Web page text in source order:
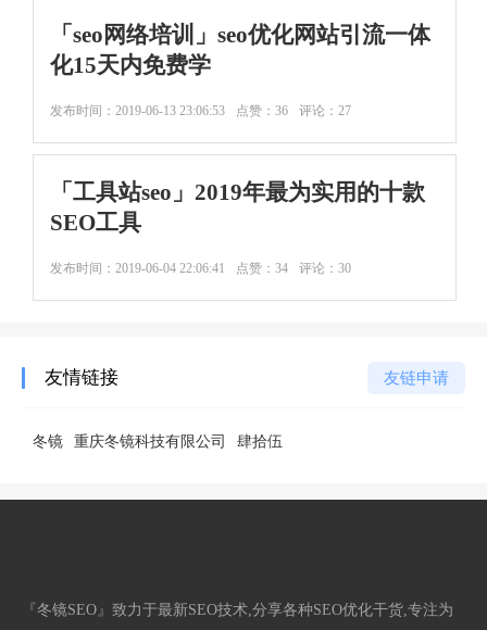
「seo网络培训」seo优化网站引流一体
化15天内免费学
发布时间： 2019-06-13 23:06:53 点赞：36 评论：27
「工具站seo」2019年最为实用的十款
SEO工具
发布时间： 2019-06-04 22:06:41 点赞：34 评论：30
友情链接 友链申请
冬镜 重庆冬镜科技有限公司 肆拾伍
『冬镜SEO』致力于最新SEO技术,分享各种SEO优化干货,专注为